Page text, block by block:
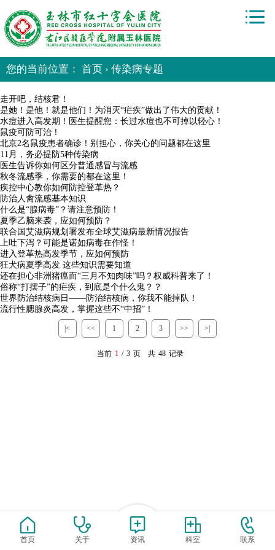
您的当前位置： 首页 › 传染病专题
走开吧，结核君！
是她！是他！就是他们！为消灭“疟疾”做出了伟大的贡献！
水痘进入高发期！医生提醒您：长过水痘也不可掉以轻心！
鼠疫可防可治！
北京2名鼠疫患者确诊！别担心，你关心的问题都在这里
11月，务必提防5种传染病
医生告诉你如何区分普通感冒与流感
秋冬流感季，你需要的都在这里！
疾控中心教你如何防控登革热？
防治人禽流感基本知识
什么是“腺病毒”？请注意预防！
夏季乙脑来袭，应如何预防？
联合国艾滋病规划署发布全球艾滋病最新情况报告
上吐下泻？可能是诺如病毒在作怪！
进入登革热高发季节，应如何预防
狂犬病夏季高发 这些知识需要知道
还在担心非洲猪瘟而“三月不知肉味”吗？权威科普来了！
俗称“打摆子”的疟疾，到底是个什么鬼？？
世界防治结核病日——防治结核病，你我不能掉队！
流行性腮腺炎高发，掌握这些不“中招”！
|< << 1 2 3 >> >|
当前 1 / 3 页 共 48 记录
首页 关于 资讯 科室 联系